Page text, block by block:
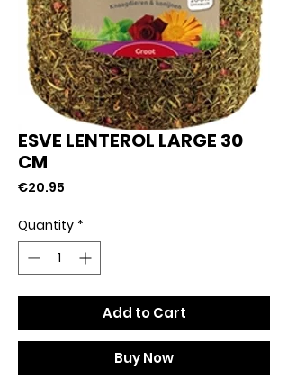
ESVE LENTEROL LARGE 30
CM
€20.95
Quantity *
Add to Cart
Buy Now